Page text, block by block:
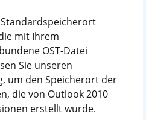
mit Ihrem
OST-Datei
Sie unseren
um den Speicherort der
die von Outlook 2010
erstellt wurde.